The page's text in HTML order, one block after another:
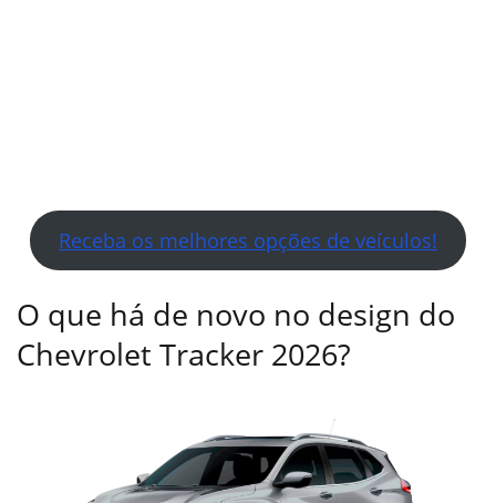
Receba os melhores opções de veículos!
O que há de novo no design do
Chevrolet Tracker 2026?